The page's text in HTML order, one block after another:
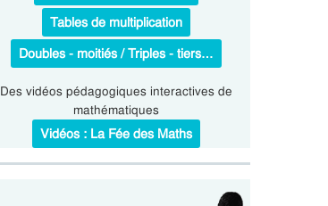
Tables de multiplication
Doubles - moitiés / Triples - tiers…
Des vidéos pédagogiques interactives de
mathématiques
Vidéos : La Fée des Maths